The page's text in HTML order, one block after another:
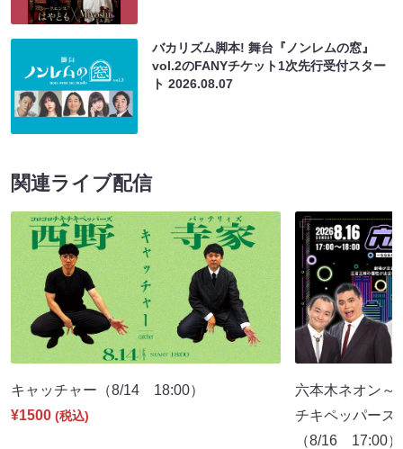
バカリズム脚本! 舞台『ノンレムの窓』
vol.2のFANYチケット1次先行受付スター
ト2026.08.07
関連ライブ配信
キャッチャー（8/14 18:00）
¥1500 (税込)
六本木ネオン～
チキペッパーズ
（8/16 17:00）